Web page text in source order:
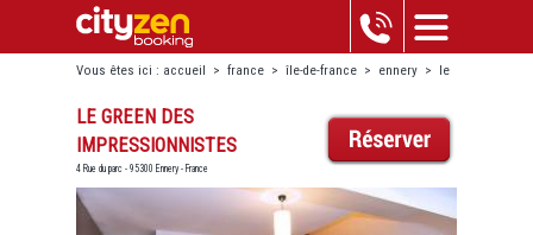
Vous êtes ici : accueil > france > île-de-france > ennery > le
green des impressionnistes
LE GREEN DES
IMPRESSIONNISTES
4 Rue du parc - 95300 Ennery - France